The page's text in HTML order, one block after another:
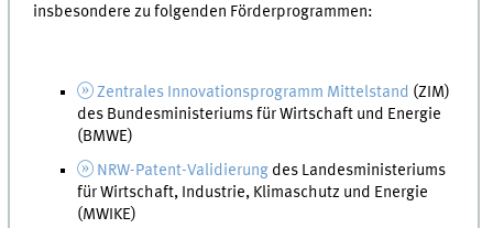
insbesondere zu folgenden Förderprogrammen:
Zentrales Innovationsprogramm Mittelstand (ZIM)
des Bundesministeriums für Wirtschaft und Energie
(BMWE)
NRW-Patent-Validierung des Landesministeriums
für Wirtschaft, Industrie, Klimaschutz und Energie
(MWIKE)